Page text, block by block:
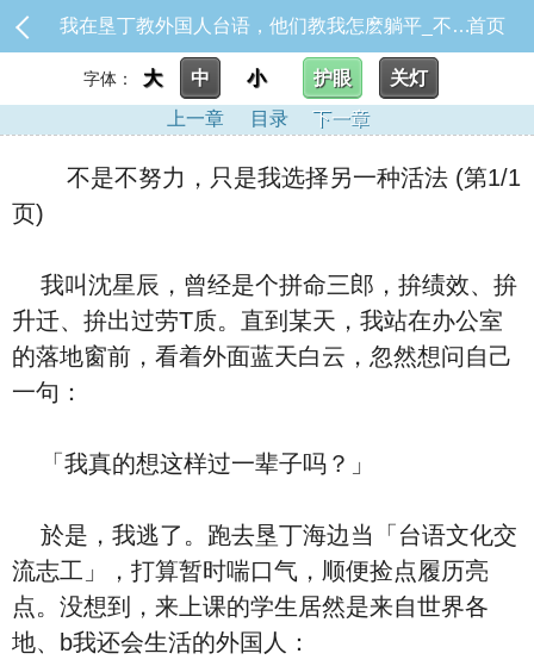
我在垦丁教外国人台语，他们教我怎麽躺平_不是不努力，只是我选择另一种活法首页
字体： 大 中 小 护眼
关灯
上一章
目录 下一章
不是不努力，只是我选择另一种活法 (第1/1
页)
我叫沈星辰，曾经是个拼命三郎，拚绩效、拚
升迁、拚出过劳T质。直到某天，我站在办公室
的落地窗前，看着外面蓝天白云，忽然想问自己
一句：
「我真的想这样过一辈子吗？」
於是，我逃了。跑去垦丁海边当「台语文化交
流志工」，打算暂时喘口气，顺便捡点履历亮
点。没想到，来上课的学生居然是来自世界各
地、b我还会生活的外国人：